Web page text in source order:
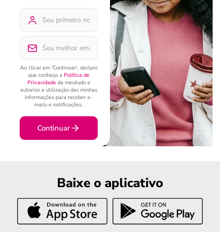
Ao clicar em 'Continuar', declaro
que conheço a Política de
Privacidadeda meutudo e
autorizo a utilização das minhas
informações para receber e-
mails e notificações.
Continuar
Baixe o aplicativo